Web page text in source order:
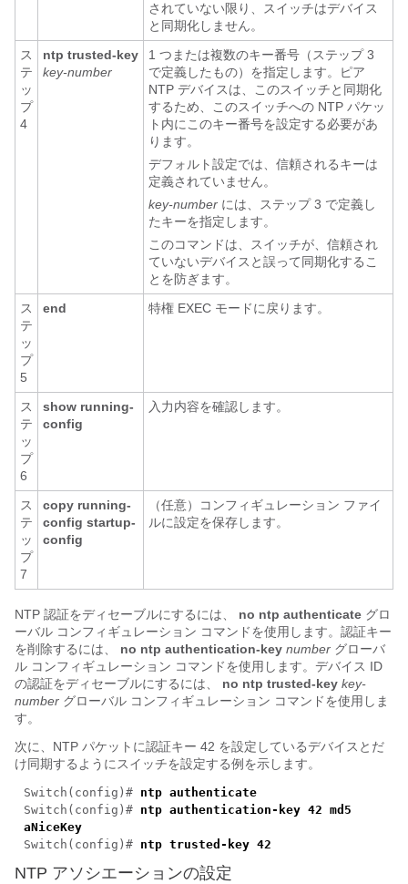
されていない限り、スイッチはデバイス
と同期化しません。
ス
テ
ッ
プ
4
ntp trusted-key
key-number
1 つまたは複数のキー番号（ステップ 3
で定義したもの）を指定します。ピア
NTP デバイスは、このスイッチと同期化
するため、このスイッチへの NTP パケッ
ト内にこのキー番号を設定する必要があ
ります。
デフォルト設定では、信頼されるキーは
定義されていません。
key-number には、ステップ 3 で定義し
たキーを指定します。
このコマンドは、スイッチが、信頼され
ていないデバイスと誤って同期化するこ
とを防ぎます。
ス
テ
ッ
プ
5
end 特権 EXEC モードに戻ります。
ス
テ
ッ
プ
6
show running-
config
入力内容を確認します。
ス
テ
ッ
プ
7
copy running-
config startup-
config
（任意）コンフィギュレーション ファイ
ルに設定を保存します。
NTP 認証をディセーブルにするには、 no ntp authenticate グロ
ーバル コンフィギュレーション コマンドを使用します。認証キー
を削除するには、
no ntp authentication-key number グローバ
ル コンフィギュレーション コマンドを使用します。デバイス ID
の認証をディセーブルにするには、
no ntp trusted-key key-
number グローバル コンフィギュレーション コマンドを使用しま
す。
次に、NTP パケットに認証キー 42 を設定しているデバイスとだ
け同期するようにスイッチを設定する例を示します。
Switch(config)# ntp authenticate
Switch(config)# ntp authentication-key 42 md5
aNiceKey
Switch(config)# ntp trusted-key 42
NTP アソシエーションの設定